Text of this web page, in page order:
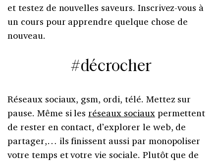
et testez de nouvelles saveurs. Inscrivez-vous à
un cours pour apprendre quelque chose de
nouveau.
#décrocher
Réseaux sociaux, gsm, ordi, télé. Mettez sur
pause. Même si lesréseaux sociauxpermettent
de rester en contact, d’explorer le web, de
partager,… ils finissent aussi par monopoliser
votre temps et votre vie sociale. Plutôt que de